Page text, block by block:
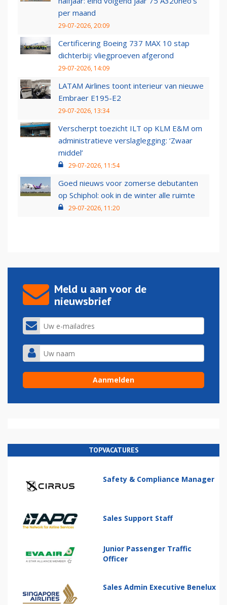
per maand
29-07-2026, 20:09
Certificering Boeing 737 MAX 10 stap
dichterbij: vliegproeven afgerond
29-07-2026, 14:09
LATAM Airlines toont interieur van nieuwe
Embraer E195-E2
29-07-2026, 13:34
Verscherpt toezicht ILT op KLM E&M om
administratieve verslaglegging: ‘Zwaar
middel’
29-07-2026, 11:54
Goed nieuws voor zomerse debutanten
op Schiphol: ook in de winter alle ruimte
29-07-2026, 11:20
Meld u aan voor de
nieuwsbrief
TOPVACATURES
Safety & Compliance Manager
Sales Support Staff
Junior Passenger Traffic
Officer
Sales Admin Executive Benelux